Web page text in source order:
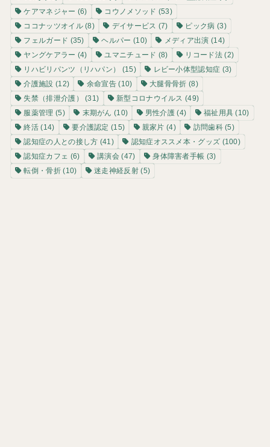
ケアマネジャー (6) コウノメソッド (53)
ココナッツオイル(8) デイサービス (7) ピック病 (3)
フェルガード (35) ヘルパー (10) メディア出演 (14)
ヤングケアラー (4) ユマニチュード (8) リコード法(2)
リハビリパンツ（リハパン）
(15) レビー小体型認知症 (3)
介護施設 (12) 余命宣告 (10) 大腿骨骨折 (8)
失禁（排泄介護）
(31) 新型コロナウイルス (49)
服薬管理 (5) 末期がん (10) 男性介護 (4) 福祉用具 (10)
終活 (14) 要介護認定 (15) 親家片 (4) 訪問歯科(5)
認知症の人との接し方 (41) 認知症オススメ本・グッズ (100)
認知症カフェ (6) 講演会 (47) 身体障害者手帳 (3)
転倒・骨折(10) 迷走神経反射(5)